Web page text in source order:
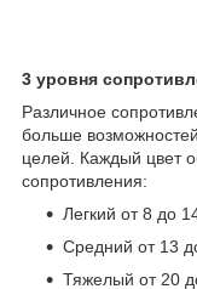
3 уровня
Различное
больше
целей. Каждый цвет
сопротивления:
Легкий от 8 до
Средний от 13
Тяжелый от 20